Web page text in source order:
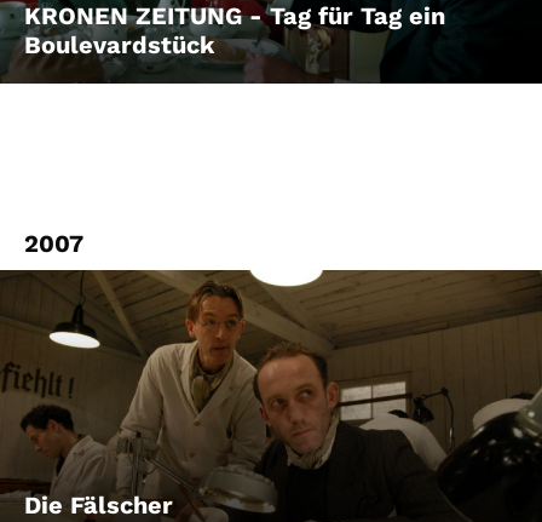
KRONEN ZEITUNG - Tag für Tag ein
Boulevardstück
2007
Die Fälscher